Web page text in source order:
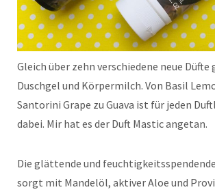
Gleich über zehn verschiedene neue
Duschgel und Körpermilch. Von Basil
Santorini Grape zu Guava ist für jeden
dabei. Mir hat es der Duft Mastic angetan.
Die glättende und
sorgt mit Mandelöl, aktiver Aloe und